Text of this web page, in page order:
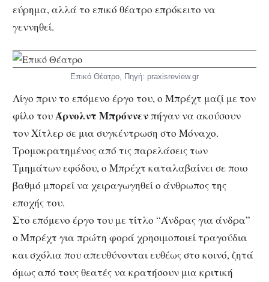
εύρημα, αλλά το επικό θέατρο επρόκειτο να
γεννηθεί.
Επικό Θέατρο, Πηγή: praxisreview.gr
Λίγο πριν το επόμενο έργο του, ο Μπρέχτ μαζί με τον
φίλο τουΆρνολντ Μπρόννενπήγαν να ακούσουν
τον Χίτλερ σε μια συγκέντρωση στο Μόναχο.
Τρομοκρατημένος από τις παρελάσεις των
Τμημάτων εφόδου, ο Μπρέχτ καταλαβαίνει σε ποιο
βαθμό μπορεί να χειραγωγηθεί ο άνθρωπος της
εποχής του.
Στο επόμενο έργο του με τίτλο “Άνδρας για άνδρα”
ο Μπρέχτ για πρώτη φορά χρησιμοποιεί τραγούδια
και σχόλια που απευθύνονται ευθέως στο κοινό, ζητά
όμως από τους θεατές να κρατήσουν μια κριτική